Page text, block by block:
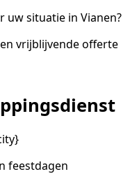
uw situatie in Vianen?
vrijblijvende offerte
feestdagen